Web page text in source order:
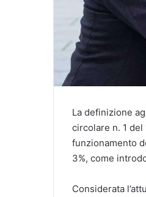
La definizione
circolare n. 1
funzionamento
3%, come
Considerata